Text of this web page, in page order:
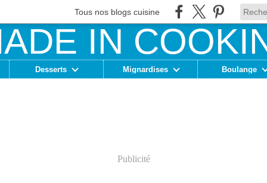
Tous nos blogs cuisine
Desserts Mignardises Boulange
Publicité